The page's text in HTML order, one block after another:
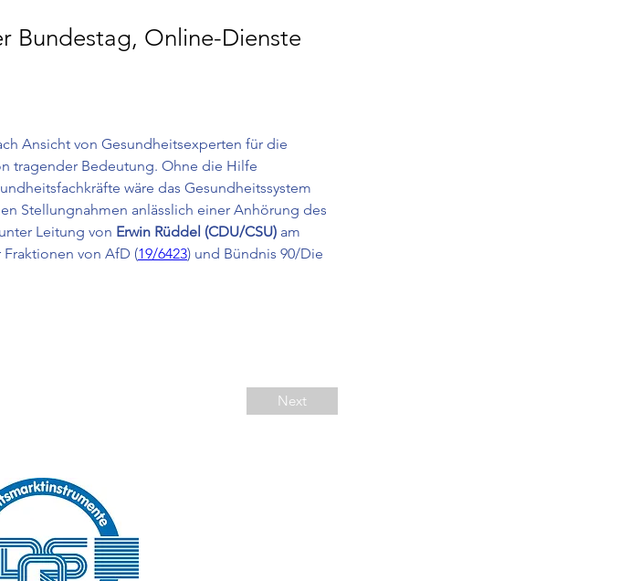
Bundestag, Online-Dienste
Ansicht von Gesundheitsexperten für die
tragender Bedeutung. Ohne die Hilfe
wäre das Gesundheitssystem
Stellungnahmen anlässlich einer Anhörung des
Leitung von Erwin Rüddel (CDU/CSU) am
von AfD (19/6423) und Bündnis 90/Die
Next